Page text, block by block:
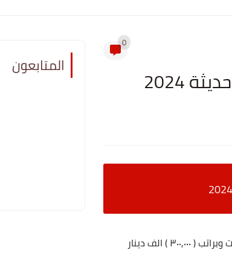
0
2024
الف دينار
المتابعون